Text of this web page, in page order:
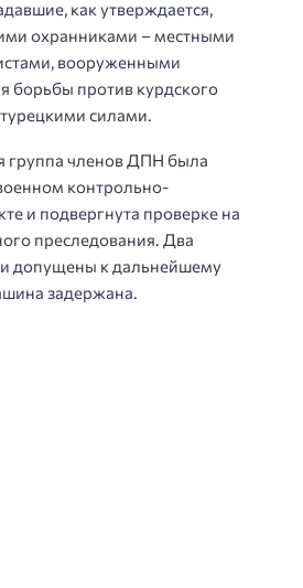
как утверждается,
охранниками – местными
вооруженными
борьбы против курдского
силами.
группа членов ДПН была
контрольно-
и подвергнута проверке на
преследования. Два
допущены к дальнейшему
задержана.